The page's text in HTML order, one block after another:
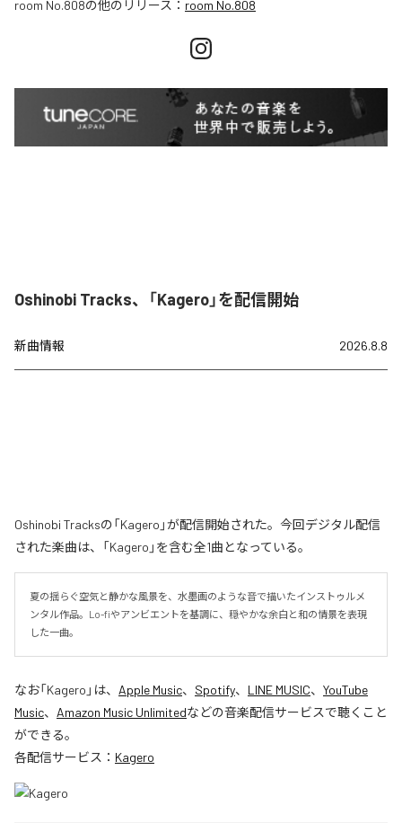
room No.808の他のリリース： room No.808
Oshinobi Tracks、「Kagero」を配信開始
新曲情報 2026.8.8
Oshinobi Tracksの「Kagero」が配信開始された。今回デジタル配信
された楽曲は、「Kagero」を含む全1曲となっている。
夏の揺らぐ空気と静かな風景を、水墨画のような音で描いたインストゥルメ
ンタル作品。Lo-fiやアンビエントを基調に、穏やかな余白と和の情景を表現
した一曲。
なお「Kagero 」は、 Apple Music、 Spotify、 LINE MUSIC、 YouTube
Music、 Amazon Music Unlimitedなどの音楽配信サービスで聴くこと
ができる。
各配信サービス： Kagero